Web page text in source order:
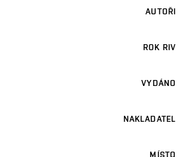
AUTOŘI
ROK RIV
VYDÁNO
NAKLADATEL
MÍSTO